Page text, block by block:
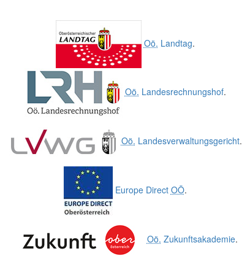
Oö. Landtag.
Oö. Landesrechnungshof.
Oö. Landesverwaltungsgericht.
Europe Direct OÖ.
Oö. Zukunftsakademie.